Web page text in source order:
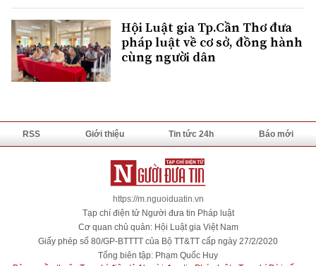
Hội Luật gia Tp.Cần Thơ đưa
pháp luật về cơ sở, đồng hành
cùng người dân
RSS Giới thiệu Tin tức 24h Báo mới
https://m.nguoiduatin.vn
Tạp chí điện tử Người đưa tin Pháp luật
Cơ quan chủ quản: Hội Luật gia Việt Nam
Giấy phép số 80/GP-BTTTT của Bộ TT&TT cấp ngày 27/2/2020
Tổng biên tập: Phạm Quốc Huy